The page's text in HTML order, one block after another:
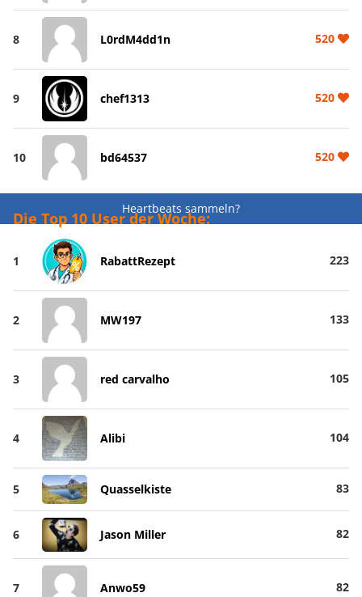
8 L0rdM4dd1n 520
9 chef1313 520
10 bd64537 520
Heartbeats sammeln?
Die Top 10 User der Woche:
1 RabattRezept 223
2 MW197 133
3 red carvalho 105
4 Alibi 104
5 Quasselkiste 83
6 Jason Miller 82
7 Anwo59 82